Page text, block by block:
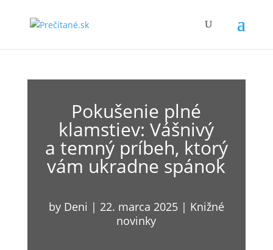
Pokušenie plné
klamstiev: Vášnivý
a temný príbeh, ktorý
vám ukradne spánok
by Deni | 22. marca 2025| Knižné
novinky